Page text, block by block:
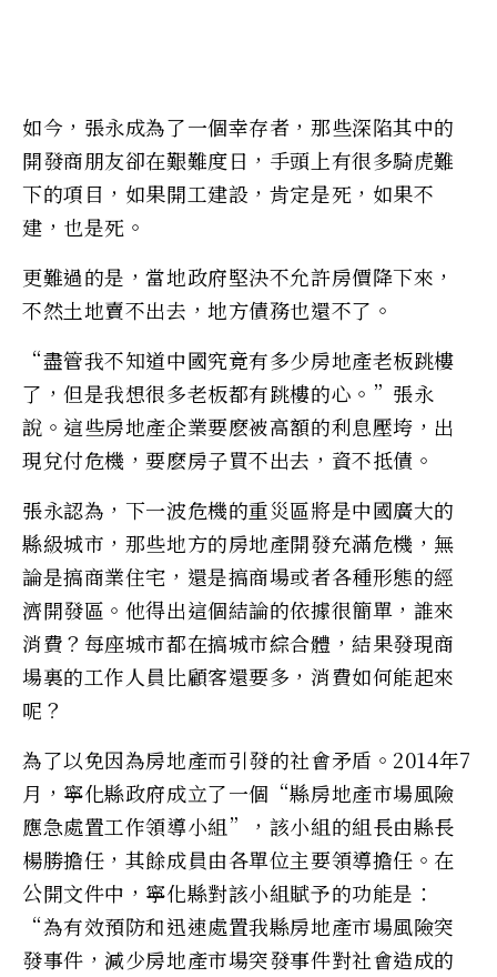
如今，張永成為了一個幸存者，那些深陷其中的
開發商朋友卻在艱難度日，手頭上有很多騎虎難
下的項目，如果開工建設，肯定是死，如果不
建，也是死。
更難過的是，當地政府堅決不允許房價降下來，
不然土地賣不出去，地方債務也還不了。
“盡管我不知道中國究竟有多少房地產老板跳樓
了，但是我想很多老板都有跳樓的心。”張永
說。這些房地產企業要麽被高額的利息壓垮，出
現兌付危機，要麽房子買不出去，資不抵債。
張永認為，下一波危機的重災區將是中國廣大的
縣級城市，那些地方的房地產開發充滿危機，無
論是搞商業住宅，還是搞商場或者各種形態的經
濟開發區。他得出這個結論的依據很簡單，誰來
消費？每座城市都在搞城市綜合體，結果發現商
場裏的工作人員比顧客還要多，消費如何能起來
呢？
為了以免因為房地產而引發的社會矛盾。2014年7
月，寧化縣政府成立了一個“縣房地產市場風險
應急處置工作領導小組”，該小組的組長由縣長
楊勝擔任，其餘成員由各單位主要領導擔任。在
公開文件中，寧化縣對該小組賦予的功能是：
“為有效預防和迅速處置我縣房地產市場風險突
發事件，減少房地產市場突發事件對社會造成的